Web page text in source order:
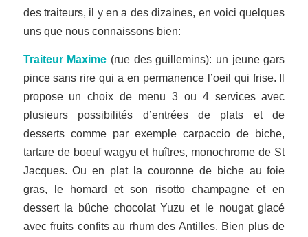
des traiteurs, il y en a des dizaines, en voici quelques
uns que nous connaissons bien:
Traiteur Maxime (rue des guillemins): un jeune gars
pince sans rire qui a en permanence l’oeil qui frise. Il
propose un choix de menu 3 ou 4 services avec
plusieurs possibilités d’entrées de plats et de
desserts comme par exemple carpaccio de biche,
tartare de boeuf wagyu et huîtres, monochrome de St
Jacques. Ou en plat la couronne de biche au foie
gras, le homard et son risotto champagne et en
dessert la bûche chocolat Yuzu et le nougat glacé
avec fruits confits au rhum des Antilles. Bien plus de